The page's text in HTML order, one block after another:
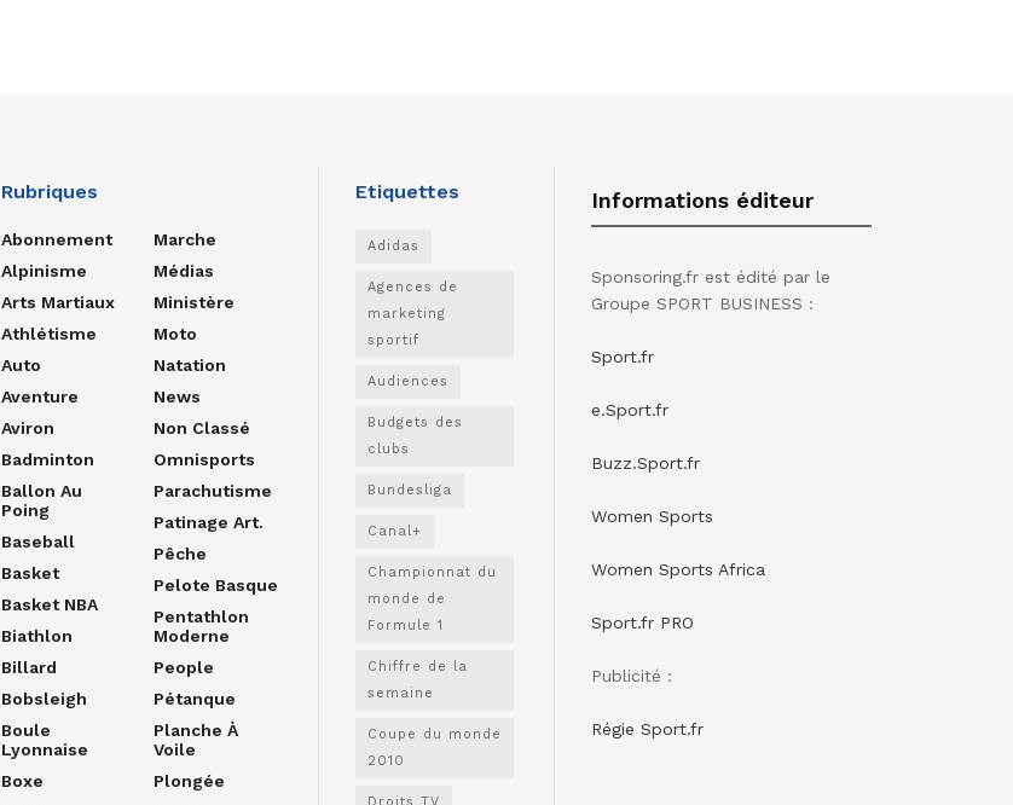
Rubriques
Abonnement
Alpinisme
Arts Martiaux
Athlétisme
Auto
Aventure
Aviron
Badminton
Ballon Au
Poing
Baseball
Basket
Basket NBA
Biathlon
Billard
Bobsleigh
Boule
Lyonnaise
Boxe
Marche
Médias
Ministère
Moto
Natation
News
Non Classé
Omnisports
Parachutisme
Patinage Art.
Pêche
Pelote Basque
Pentathlon
Moderne
People
Pétanque
Planche À
Voile
Plongée
Etiquettes
Adidas
Agences de
marketing
sportif
Audiences
Budgets des
clubs
Bundesliga
Canal+
Championnat du
monde de
Formule 1
Chiffre de la
semaine
Coupe du monde
2010
Informations éditeur
Sponsoring.fr est édité par le
Groupe SPORT BUSINESS :
Sport.fr
e.Sport.fr
Buzz.Sport.fr
Women Sports
Women Sports Africa
Sport.fr PRO
Publicité :
Régie Sport.fr